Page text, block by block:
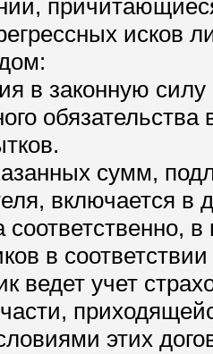
причитающиеся
исков
в законную
сумм,
включается
соответственно,
в
ведет учет
этих